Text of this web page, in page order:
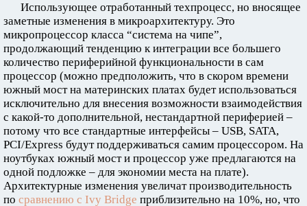
Использующее отработанный техпроцесс, но вносящее
заметные изменения в микроархитектуру. Это
микропроцессор класса “система на чипе”,
продолжающий тенденцию к интеграции все большего
количество периферийной функциональности в сам
процессор (можно предположить, что в скором времени
южный мост на материнских платах будет использоваться
исключительно для внесения возможности взаимодействия
с какой-то дополнительной, нестандартной периферией –
потому что все стандартные интерфейсы – USB, SATA,
PCI/Express будут поддерживаться самим процессором. На
ноутбуках южный мост и процессор уже предлагаются на
одной подложке – для экономии места на плате).
Архитектурные изменения увеличат производительность
по сравнению с Ivy Bridge приблизительно на 10%, но, что